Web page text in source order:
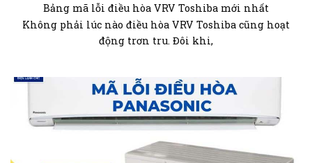
Bảng mã lỗi điều hòa VRV Toshiba mới nhất
Không phải lúc nào điều hòa VRV Toshiba cũng hoạt
động trơn tru. Đôi khi,